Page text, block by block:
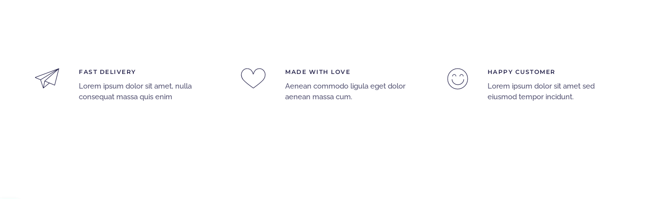
FAST DELIVERY
Lorem ipsum dolor sit amet, nulla
consequat massa quis enim
MADE WITH LOVE
Aenean commodo ligula eget dolor
aenean massa cum.
HAPPY CUSTOMER
Lorem ipsum dolor sit amet sed
eiusmod tempor incidunt.